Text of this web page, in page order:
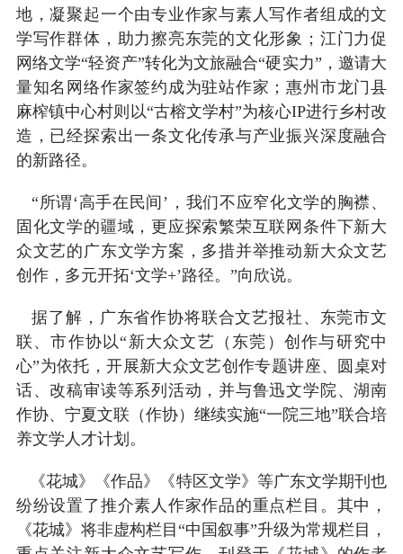
地，凝聚起一个由专业作家与素人写作者组成的文
学写作群体，助力擦亮东莞的文化形象；江门力促
网络文学“轻资产”转化为文旅融合“硬实力”，邀请大
量知名网络作家签约成为驻站作家；惠州市龙门县
麻榨镇中心村则以“古榕文学村”为核心IP进行乡村改
造，已经探索出一条文化传承与产业振兴深度融合
的新路径。
“所谓‘高手在民间’，我们不应窄化文学的胸襟、
固化文学的疆域，更应探索繁荣互联网条件下新大
众文艺的广东文学方案，多措并举推动新大众文艺
创作，多元开拓‘文学+’路径。”向欣说。
据了解，广东省作协将联合文艺报社、东莞市文
联、市作协以“新大众文艺（东莞）创作与研究中
心”为依托，开展新大众文艺创作专题讲座、圆桌对
话、改稿审读等系列活动，并与鲁迅文学院、湖南
作协、宁夏文联（作协）继续实施“一院三地”联合培
养文学人才计划。
《花城》《作品》《特区文学》等广东文学期刊也
纷纷设置了推介素人作家作品的重点栏目。其中，
《花城》将非虚构栏目“中国叙事”升级为常规栏目，